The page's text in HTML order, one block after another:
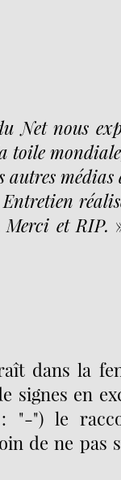
Net nous
toile
médias
et RIP.
dans la
signes en
: "-") le
de ne pas